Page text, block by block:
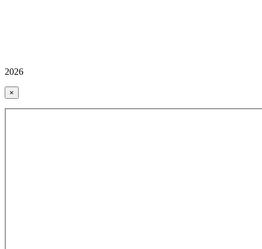
2026
×